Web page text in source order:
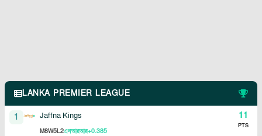
LANKA PREMIER LEAGUE
1 Jaffna Kings
M8W5L2এনআরআর+0.385
11
PTS